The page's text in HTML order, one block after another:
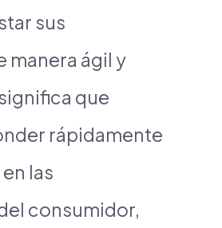
sus
manera ágil y
que
rápidamente
las
consumidor,